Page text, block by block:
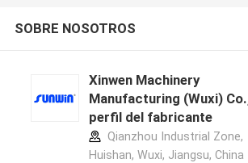
SOBRE NOSOTROS
Xinwen Machinery
Manufacturing (Wuxi)
perfil del fabricante
Qianzhou Industrial Zone,
Huishan, Wuxi, Jiangsu, China